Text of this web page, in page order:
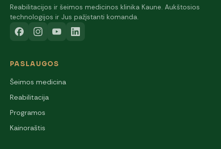
Reabilitacijos ir šeimos medicinos klinika Kaune. Aukštosios
technologijos ir Jus pažįstanti komanda.
PASLAUGOS
Šeimos medicina
Reabilitacija
Programos
Kainoraštis